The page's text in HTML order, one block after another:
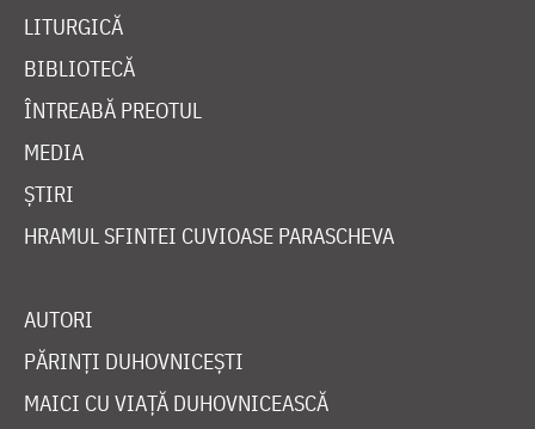
LITURGICĂ
BIBLIOTECĂ
ÎNTREABĂ PREOTUL
MEDIA
ȘTIRI
HRAMUL SFINTEI CUVIOASE PARASCHEVA
AUTORI
PĂRINȚI DUHOVNICEȘTI
MAICI CU VIAȚĂ DUHOVNICEASCĂ